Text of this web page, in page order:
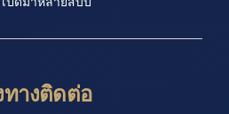
ทางติดต่อ